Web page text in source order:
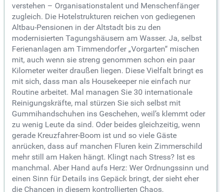
verstehen – Organisationstalent und Menschenfänger
zugleich. Die Hotelstrukturen reichen von gediegenen
Altbau-Pensionen in der Altstadt bis zu den
modernisierten Tagungshäusern am Wasser. Ja, selbst
Ferienanlagen am Timmendorfer „Vorgarten“ mischen
mit, auch wenn sie streng genommen schon ein paar
Kilometer weiter draußen liegen. Diese Vielfalt bringt es
mit sich, dass man als Housekeeper nie einfach nur
Routine arbeitet. Mal managen Sie 30 internationale
Reinigungskräfte, mal stürzen Sie sich selbst mit
Gummihandschuhen ins Geschehen, weil’s klemmt oder
zu wenig Leute da sind. Oder beides gleichzeitig, wenn
gerade Kreuzfahrer-Boom ist und so viele Gäste
anrücken, dass auf manchen Fluren kein Zimmerschild
mehr still am Haken hängt. Klingt nach Stress? Ist es
manchmal. Aber Hand aufs Herz: Wer Ordnungssinn und
einen Sinn für Details ins Gepäck bringt, der sieht eher
die Chancen in diesem kontrollierten Chaos.